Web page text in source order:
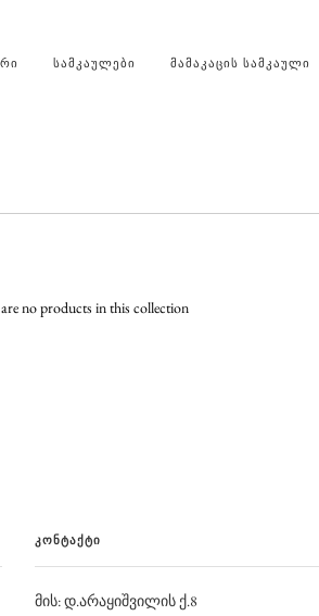
ᲡᲐᲛᲙᲐᲣᲚᲔᲑᲘ ᲛᲐᲛᲐᲙᲐᲪᲘᲡ ᲡᲐᲛᲙᲐᲣᲚᲘ
no products in this collection
ᲙᲝᲜᲢᲐᲥᲢᲘ
მის: დ.არაყიშვილის ქ.8